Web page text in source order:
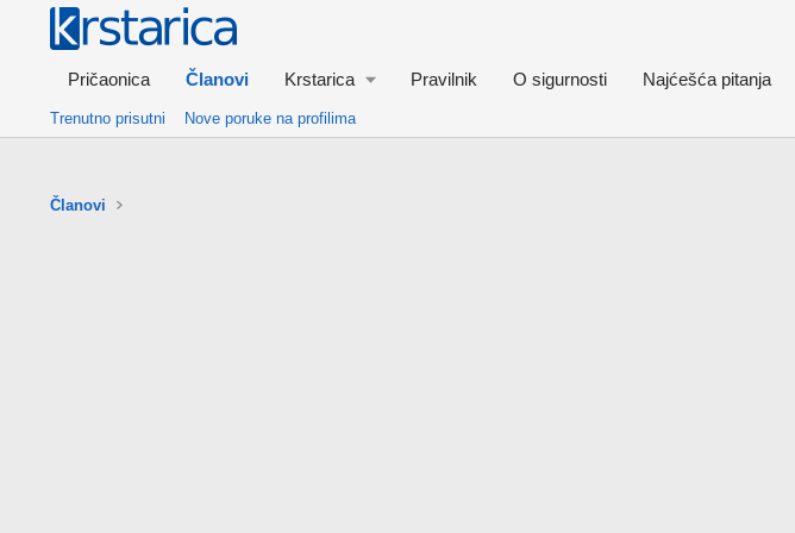
Pričaonica Članovi Krstarica Pravilnik O sigurnosti Najćešća pitanja
Trenutno prisutni Nove poruke na profilima
Članovi